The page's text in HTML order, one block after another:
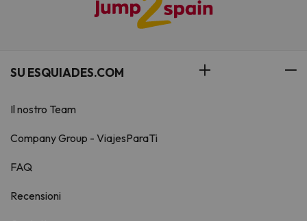
SU ESQUIADES.COM
Il nostro Team
Company Group - ViajesParaTi
FAQ
Recensioni